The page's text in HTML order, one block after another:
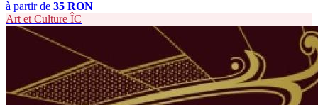
à partir de 35 RON
Art et Culture ÎC